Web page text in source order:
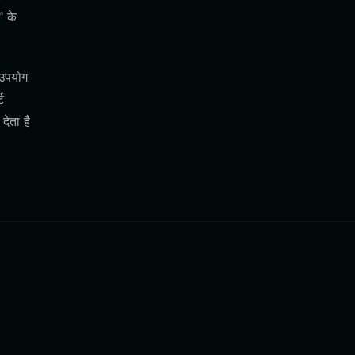
के
है